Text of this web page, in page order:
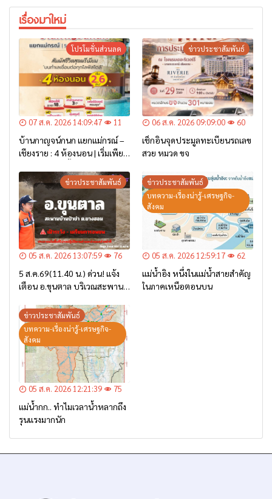
เรื่องมาใหม่
โปรโมชั่นส่วนลด
07 ส.ค. 2026 14:09:47 11
บ้านกาญจน์กนก แยกแม่กรณ์ –
เชียงราย : 4 ห้องนอน | เริ่มเพียง
ข่าวประชาสัมพันธ์
06 ส.ค. 2026 09:09:00 60
เช็กอินจุดประมูลทะเบียนรถเลข
สวย หมวด ขจ
ข่าวประชาสัมพันธ์
05 ส.ค. 2026 13:07:59 76
5 ส.ค.69(11.40 น.) ด่วน! แจ้ง
เตือน อ.ขุนตาล บริเวณสะพาน
– เตรียมการอพยพ”
ข่าวประชาสัมพันธ์
บทความ-เรื่องน่ารู้-เศรษฐกิจ-
สังคม
05 ส.ค. 2026 12:59:17 62
แม่น้ำอิง หนึ่งในแม่น้ำสายสำคัญ
ในภาคเหนือตอนบน
ข่าวประชาสัมพันธ์
บทความ-เรื่องน่ารู้-เศรษฐกิจ-
สังคม
05 ส.ค. 2026 12:21:39 75
แม่น้ำกก.. ทำไมเวลาน้ำหลากถึง
รุนแรงมากนัก